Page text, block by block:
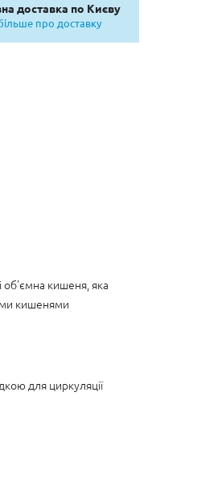
доставка по Києву
про доставку
об'ємна кишеня, яка
кишенями
для циркуляції